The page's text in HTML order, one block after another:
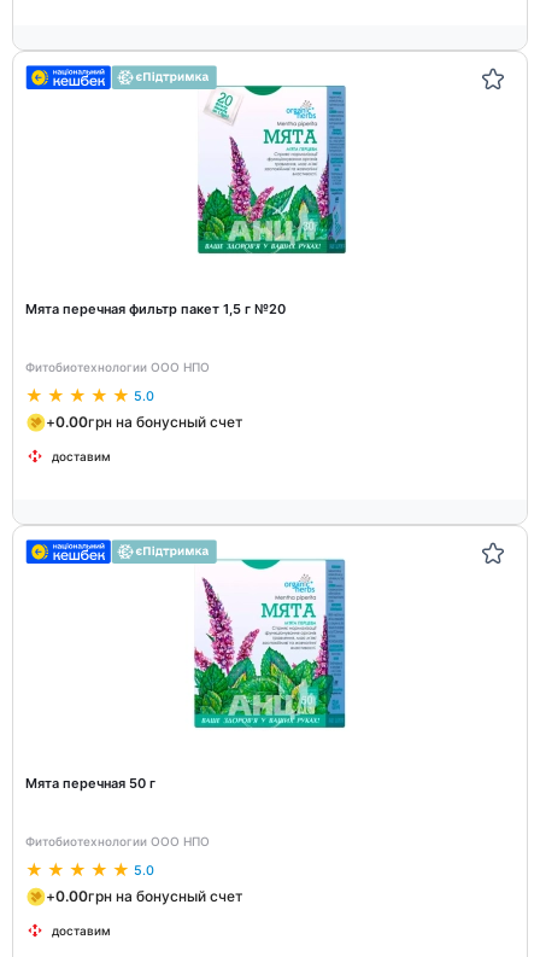
Мята перечная фильтр пакет 1,5 г №20
Фитобиотехнологии ООО НПО
5.0
+0.00грн на бонусный счет
доставим
Мята перечная 50 г
Фитобиотехнологии ООО НПО
5.0
+0.00грн на бонусный счет
доставим